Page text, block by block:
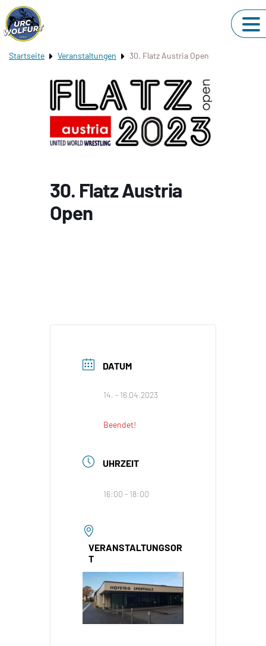
Startseite Veranstaltungen 30. Flatz Austria Open
30. Flatz Austria
Open
DATUM
14. - 16.04.2023
Beendet!
UHRZEIT
16:00 - 18:00
VERANSTALTUNGSOR
T